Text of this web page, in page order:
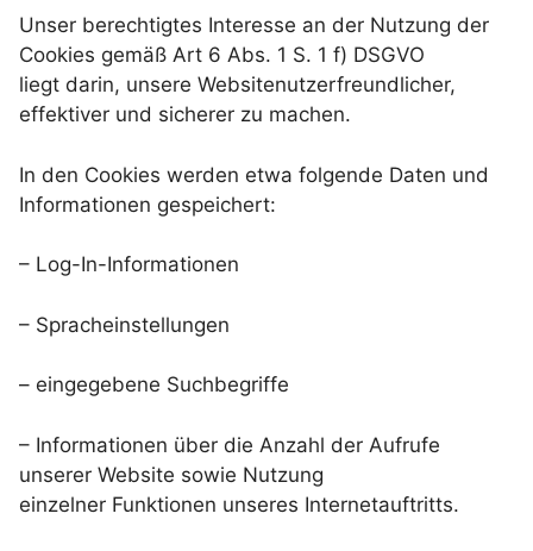
Unser berechtigtes Interesse an der Nutzung der
Cookies gemäß Art 6 Abs. 1 S. 1 f) DSGVO
liegt darin, unsere Websitenutzerfreundlicher,
effektiver und sicherer zu machen.
In den Cookies werden etwa folgende Daten und
Informationen gespeichert:
– Log-In-Informationen
– Spracheinstellungen
– eingegebene Suchbegriffe
– Informationen über die Anzahl der Aufrufe
unserer Website sowie Nutzung
einzelner Funktionen unseres Internetauftritts.